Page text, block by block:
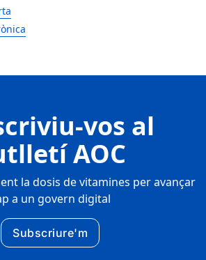
vos al
AOC
la dosis de vitamines per avançar
a un govern digital
Subscriure'm